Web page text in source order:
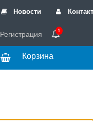
Новости
Регистрация 1
Корзина